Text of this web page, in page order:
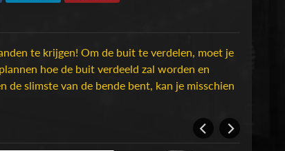
te krijgen! Om de buit te verdelen, moet je
hoe de buit verdeeld zal worden en
de slimste van de bende bent, kan je misschien